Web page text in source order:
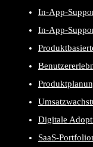
In-App-
In-App-
Digitale
SaaS-